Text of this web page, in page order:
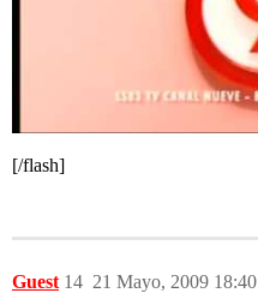
[/flash]
Guest 21 Mayo, 2009 18:40
14